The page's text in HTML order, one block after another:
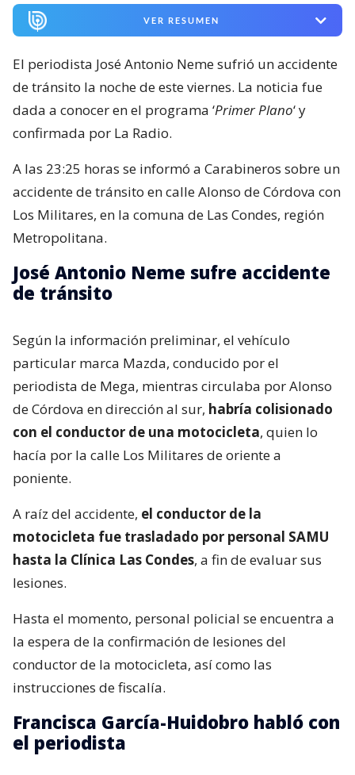
VER RESUMEN
El periodista José Antonio Neme sufrió un accidente
de tránsito la noche de este viernes. La noticia fue
dada a conocer en el programa ‘Primer Plano‘ y
confirmada por La Radio.
A las 23:25 horas se informó a Carabineros sobre un
accidente de tránsito en calle Alonso de Córdova con
Los Militares, en la comuna de Las Condes, región
Metropolitana.
José Antonio Neme sufre accidente
de tránsito
Según la información preliminar, el vehículo
particular marca Mazda, conducido por el
periodista de Mega, mientras circulaba por Alonso
de Córdova en dirección al sur, habría colisionado
con el conductor de una motocicleta, quien lo
hacía por la calle Los Militares de oriente a
poniente.
A raíz del accidente, el conductor de la
motocicleta fue trasladado por personal SAMU
hasta la Clínica Las Condes, a fin de evaluar sus
lesiones.
Hasta el momento, personal policial se encuentra a
la espera de la confirmación de lesiones del
conductor de la motocicleta, así como las
instrucciones de fiscalía.
Francisca García-Huidobro habló con
el periodista